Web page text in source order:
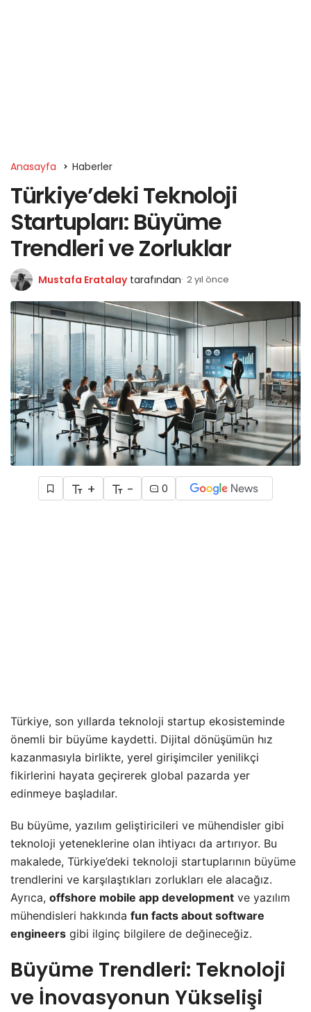
Anasayfa Haberler
Türkiye’deki Teknoloji
Startupları: Büyüme
Trendleri ve Zorluklar
Mustafa Eratalay tarafından 2 yıl önce
+ - 0
Türkiye, son yıllarda teknoloji startup ekosisteminde
önemli bir büyüme kaydetti. Dijital dönüşümün hız
kazanmasıyla birlikte, yerel girişimciler yenilikçi
fikirlerini hayata geçirerek global pazarda yer
edinmeye başladılar.
Bu büyüme, yazılım geliştiricileri ve mühendisler gibi
teknoloji yeteneklerine olan ihtiyacı da artırıyor. Bu
makalede, Türkiye’deki teknoloji startuplarının büyüme
trendlerini ve karşılaştıkları zorlukları ele alacağız.
Ayrıca, offshore mobile app development ve yazılım
mühendisleri hakkında fun facts about software
engineers gibi ilginç bilgilere de değineceğiz.
Büyüme Trendleri: Teknoloji
ve İnovasyonun Yükselişi